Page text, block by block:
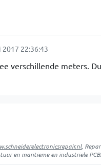
22:36:43
verschillende meters.
,
en maritieme en industriele